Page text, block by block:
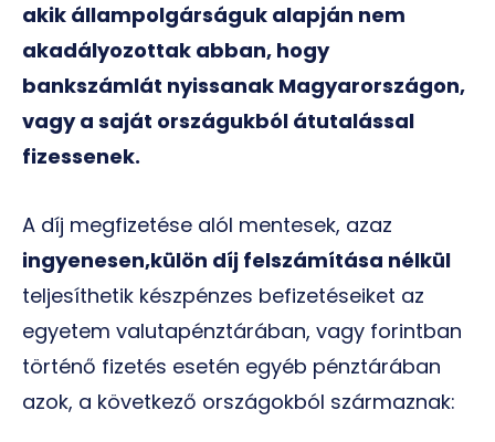
akik állampolgárságuk alapján nem
akadályozottak abban, hogy
bankszámlát nyissanak Magyarországon,
vagy a saját országukból átutalással
fizessenek.
A díj megfizetése alól mentesek, azaz
ingyenesen,külön díj felszámítása nélkül
teljesíthetik készpénzes befizetéseiket az
egyetem valutapénztárában, vagy forintban
történő fizetés esetén egyéb pénztárában
azok, a következő országokból származnak: